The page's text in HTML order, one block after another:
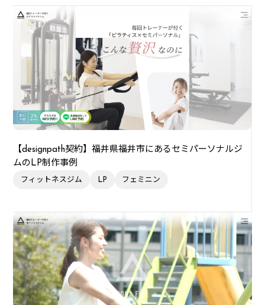
【designpath契約】福井県福井市にあるセミパーソナルジ
ムのLP制作事例
フィットネスジム LP フェミニン